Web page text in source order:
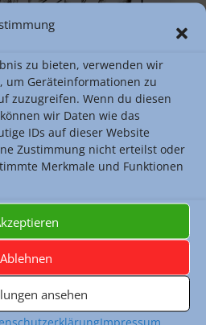
zu bieten, verwenden wir
um Geräteinformationen zu
zuzugreifen. Wenn du diesen
wir Daten wie das
IDs auf dieser Website
Zustimmung nicht erteilst oder
Merkmale und Funktionen
Ablehnen
ansehen
Impressum